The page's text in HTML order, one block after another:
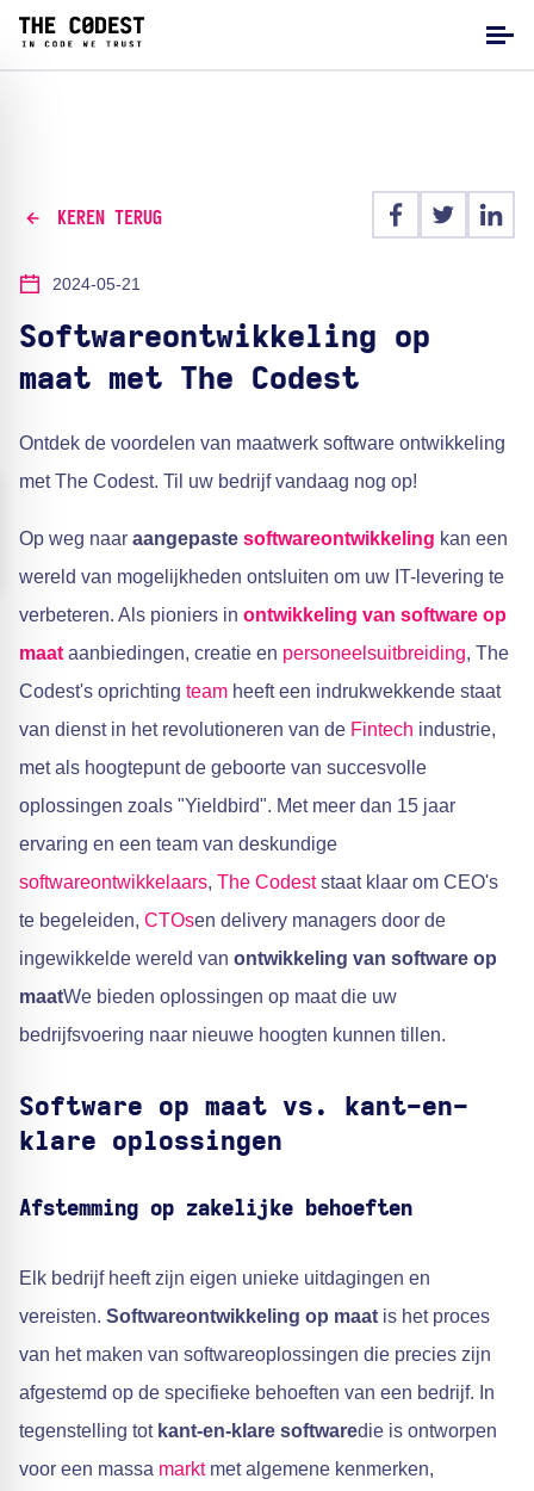
KEREN TERUG
2024-05-21
Softwareontwikkeling op
maat met The Codest
Ontdek de voordelen van maatwerk software ontwikkeling
met The Codest. Til uw bedrijf vandaag nog op!
Op weg naar aangepaste softwareontwikkeling kan een
wereld van mogelijkheden ontsluiten om uw IT-levering te
verbeteren. Als pioniers in ontwikkeling van software op
maat aanbiedingen, creatie en personeelsuitbreiding, The
Codest's oprichting team heeft een indrukwekkende staat
van dienst in het revolutioneren van de Fintech industrie,
met als hoogtepunt de geboorte van succesvolle
oplossingen zoals "Yieldbird". Met meer dan 15 jaar
ervaring en een team van deskundige
softwareontwikkelaars, The Codeststaat klaar om CEO's
te begeleiden, CTOsen delivery managers door de
ingewikkelde wereld van ontwikkeling van software op
maatWe bieden oplossingen op maat die uw
bedrijfsvoering naar nieuwe hoogten kunnen tillen.
Software op maat vs. kant-en-
klare oplossingen
Afstemming op zakelijke behoeften
Elk bedrijf heeft zijn eigen unieke uitdagingen en
vereisten. Softwareontwikkeling op maat is het proces
van het maken van softwareoplossingen die precies zijn
afgestemd op de specifieke behoeften van een bedrijf. In
tegenstelling tot kant-en-klare softwaredie is ontworpen
voor een massa marktmet algemene kenmerken,